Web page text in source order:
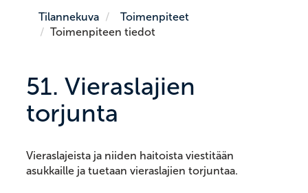
Tilannekuva
Toimenpiteet
Toimenpiteen tiedot
51. Vieraslajien
torjunta
Vieraslajeista ja niiden haitoista viestitään
asukkaille ja tuetaan vieraslajien torjuntaa.